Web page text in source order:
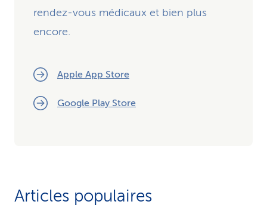
rendez-vous médicaux et bien plus
encore.
Apple App Store
Google Play Store
Articles populaires